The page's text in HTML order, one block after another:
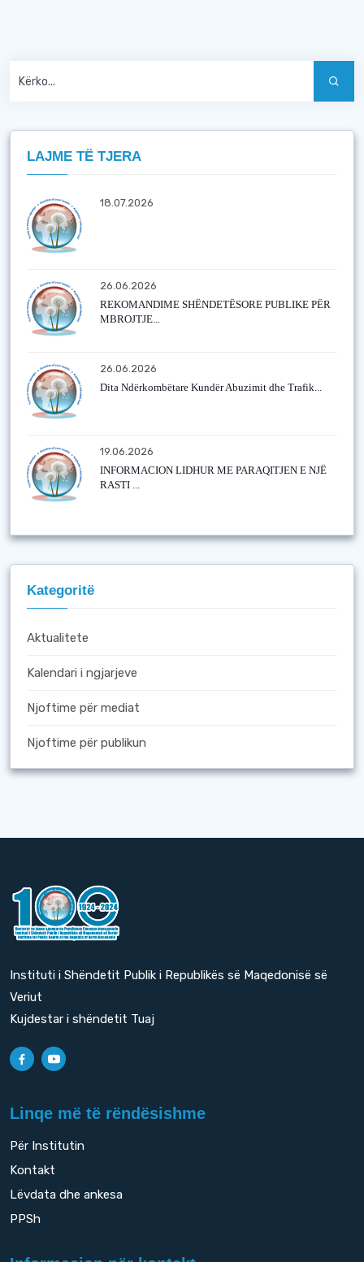
LAJME TË TJERA
18.07.2026
26.06.2026
REKOMANDIME SHËNDETËSORE PUBLIKE PËR
MBROJTJE...
26.06.2026
Dita Ndërkombëtare Kundër Abuzimit dhe Trafik...
19.06.2026
INFORMACION LIDHUR ME PARAQITJEN E NJË
RASTI ...
Kategoritë
Aktualitete
Kalendari i ngjarjeve
Njoftime për mediat
Njoftime për publikun
Instituti i Shëndetit Publik i Republikës së Maqedonisë së
Veriut
Kujdestar i shëndetit Tuaj
Linqe më të rëndësishme
Për Institutin
Kontakt
Lëvdata dhe ankesa
PPSh